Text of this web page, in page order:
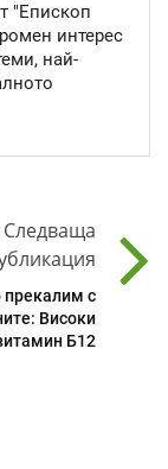
"Епископ
интерес
най-
Следваща
прекалим с
Високи
Б12